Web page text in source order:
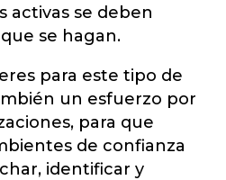
activas se deben
se hagan.
para este tipo de
un esfuerzo por
para que
de confianza
identificar y